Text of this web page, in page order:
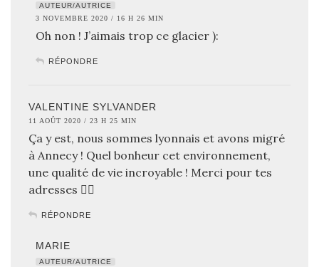
AUTEUR/AUTRICE
3 NOVEMBRE 2020 / 16 H 26 MIN
Oh non ! J’aimais trop ce glacier ):
RÉPONDRE
VALENTINE SYLVANDER
11 AOÛT 2020 / 23 H 25 MIN
Ça y est, nous sommes lyonnais et avons migré
à Annecy ! Quel bonheur cet environnement,
une qualité de vie incroyable ! Merci pour tes
adresses 👌🏼
RÉPONDRE
MARIE
AUTEUR/AUTRICE